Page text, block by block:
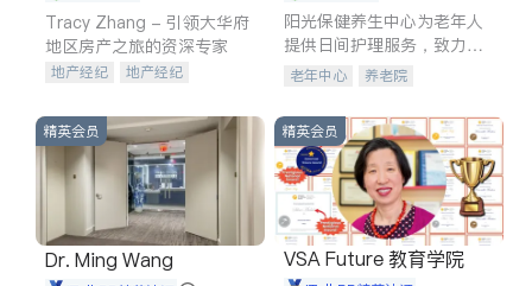
Tracy Zhang - 引领大华府
地区房产之旅的资深专家
地产经纪
地产经纪
商铺租售
开发商建商
阳光保健养生中心为老年人
提供日间护理服务，致力于
通过持续的护理创新来有效
老年中心 养老院
精英会员
Dr. Ming Wang
精英会员
VSA Future 教育学院